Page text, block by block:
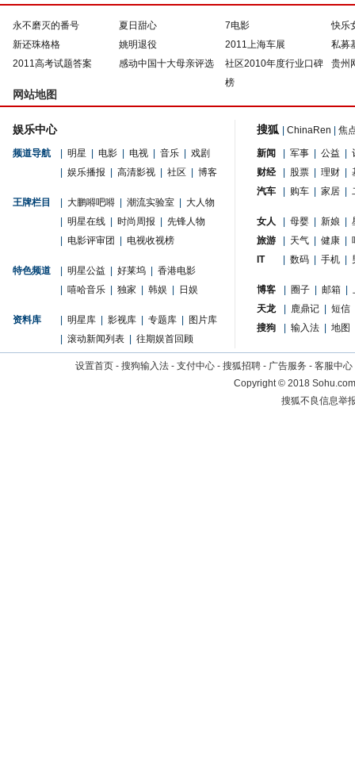
永不磨灭的番号 夏日甜心 7电影
快乐
新还珠格格
姚明退役 2011上海车展
私募
2011高考试题答案
感动中国十大母亲评选
社区2010年度行业口碑
榜
贵州
网站地图
娱乐中心
频道导航 明星 电影 电视 音乐
戏剧
娱乐播报 高清影视 社区 博客
王牌栏目 大鹏嘚吧嘚 潮流实验室
大人物
明星在线 时尚周报
先锋人物
电影评审团 电视收视榜
特色频道 明星公益 好莱坞
香港电影
嘻哈音乐 独家 韩娱 日娱
资料库 明星库 影视库 专题库
图片库
滚动新闻列表 往期娱首回顾
搜狐 ChinaRen 焦
新闻 军事 公益
财经
股票 理财
汽车
购车 家居
女人 母婴 新娘
旅游
天气 健康
IT
数码 手机
博客 圈子 邮箱
天龙
鹿鼎记
短信
搜狗
输入法 地图
设置首页 - 搜狗输入法 - 支付中心 - 搜狐招聘 - 广告服务 - 客服中心
Copyright©2018
搜狐不良信息举